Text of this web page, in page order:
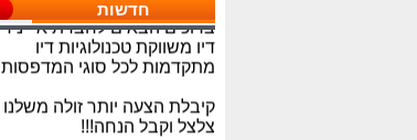
חדשות
ברוכים הבאים לחברת איי ניד
דיו משווקת טכנולוגיות דיו
מתקדמות לכל סוגי המדפסות
צלצל וקבל הנחה!!!